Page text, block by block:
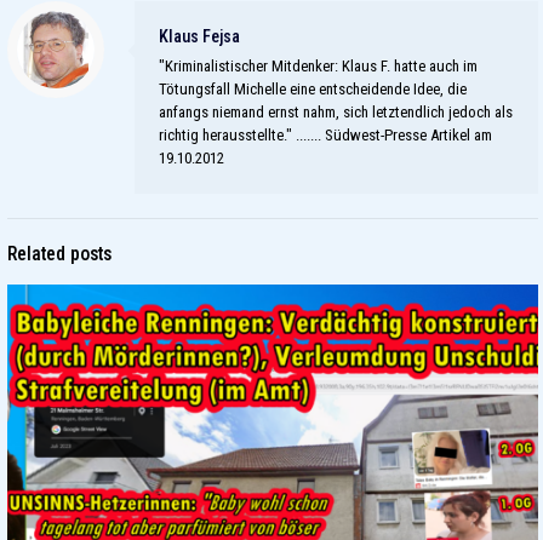
Klaus Fejsa
"Kriminalistischer Mitdenker: Klaus F. hatte auch im
Tötungsfall Michelle eine entscheidende Idee, die
anfangs niemand ernst nahm, sich letztendlich jedoch als
richtig herausstellte." ....... Südwest-Presse Artikel am
19.10.2012
Related posts